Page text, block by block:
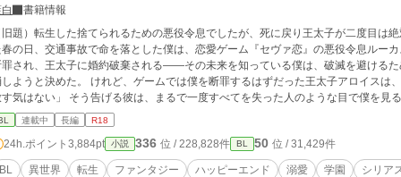
書籍情報
題）転生した捨てられるための悪役令息でしたが、死に戻り王太子が二度目は絶対に捨ててくれま
の日、交通事故で命を落とした僕は、恋愛ゲーム『セヴァ恋』の悪役令息ルー
罪され、王太子に婚約破棄される――その未来を知っている僕は、破滅を避ける
ようと決めた。 けれど、ゲームでは僕を断罪するはずだった王太子アロイスは
気はない」 そう告げる彼は、まるで一度すべてを失った人のような目で僕を見
略対象たちまで、誰もシナリオどおりに動かない。 戸惑いながら過ごす日々の
る悪役令息ルーカスと、僕の中に残る本当のルーカスは、まったく違う人物な
くる。 捨てられるためだけに育てられた悪役令息と、一度失った婚約者を今度
目の人生で選ぶ、本当の未来とは――
連載中 長編 R18
24h.ポイント 3,884pt 小説 336 位 / 228,828件 BL 50 位 / 31,429件
BL 異世界 転生 ファンタジー ハッピーエンド 溺愛 学園 シリア